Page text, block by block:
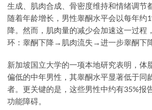
生成、肌肉合成、骨密度维持和情绪调节
随着年龄增长，男性睾酮水平会以每年约
降。然而，肌肉量的减少会加速这一过程
环：睾酮下降→肌肉流失→进一步睾酮下
新加坡国立大学的一项本地研究表明，体
偏低的中年男性，其睾酮水平显著低于同
者。更关键的是，这些男性中约有35%报
功能障碍。